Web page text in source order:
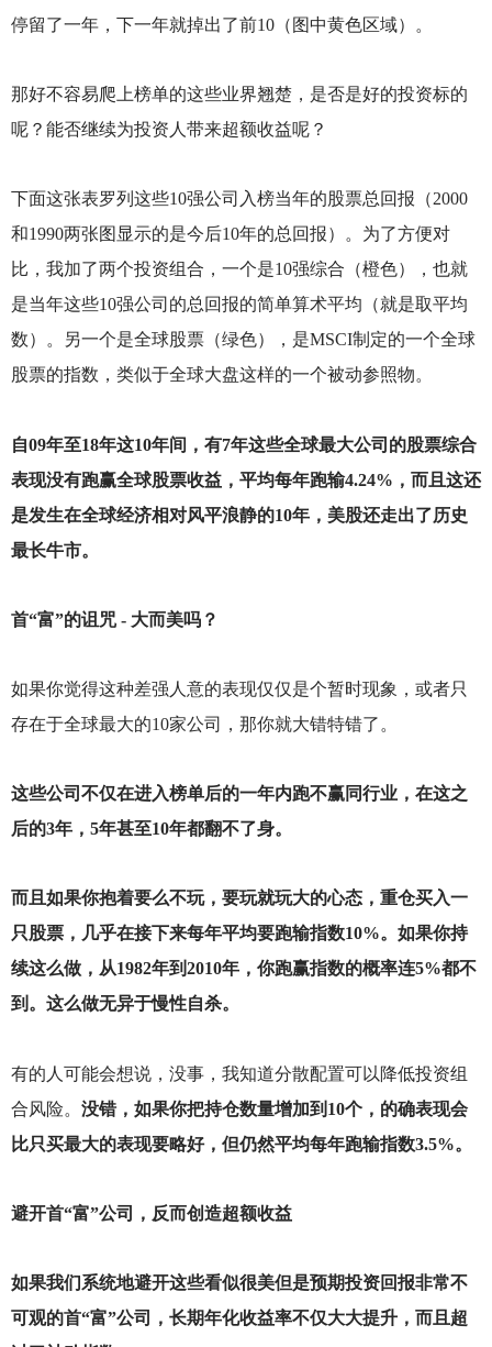
停留了一年，下一年就掉出了前10（图中黄色区域）。
那好不容易爬上榜单的这些业界翘楚，是否是好的投资标的
呢？能否继续为投资人带来超额收益呢？
下面这张表罗列这些10强公司入榜当年的股票总回报（2000
和1990两张图显示的是今后10年的总回报）。为了方便对
比，我加了两个投资组合，一个是10强综合（橙色），也就
是当年这些10强公司的总回报的简单算术平均（就是取平均
数）。另一个是全球股票（绿色），是MSCI制定的一个全球
股票的指数，类似于全球大盘这样的一个被动参照物。
自09年至18年这10年间，有7年这些全球最大公司的股票综合
表现没有跑赢全球股票收益，平均每年跑输4.24%，而且这还
是发生在全球经济相对风平浪静的10年，美股还走出了历史
最长牛市。
首“富”的诅咒 - 大而美吗？
如果你觉得这种差强人意的表现仅仅是个暂时现象，或者只
存在于全球最大的10家公司，那你就大错特错了。
这些公司不仅在进入榜单后的一年内跑不赢同行业，在这之
后的3年，5年甚至10年都翻不了身。
而且如果你抱着要么不玩，要玩就玩大的心态，重仓买入一
只股票，几乎在接下来每年平均要跑输指数10%。如果你持
续这么做，从1982年到2010年，你跑赢指数的概率连5%都不
到。这么做无异于慢性自杀。
有的人可能会想说，没事，我知道分散配置可以降低投资组
合风险。 没错，如果你把持仓数量增加到10个，的确表现会
比只买最大的表现要略好，但仍然平均每年跑输指数3.5%。
避开首“富”公司，反而创造超额收益
如果我们系统地避开这些看似很美但是预期投资回报非常不
可观的首“富”公司，长期年化收益率不仅大大提升，而且超